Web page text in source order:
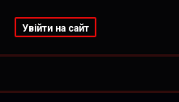
Увійти на сайт